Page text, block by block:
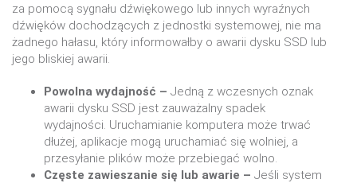
za pomocą sygnału dźwiękowego lub innych wyraźnych
dźwięków dochodzących z jednostki systemowej, nie ma
żadnego hałasu, który informowałby o awarii dysku SSD lub
jego bliskiej awarii.
Powolna wydajność – Jedną z wczesnych oznak
awarii dysku SSD jest zauważalny spadek
wydajności. Uruchamianie komputera może trwać
dłużej, aplikacje mogą uruchamiać się wolniej, a
przesyłanie plików może przebiegać wolno.
Częste zawieszanie się lub awarie – Jeśli system